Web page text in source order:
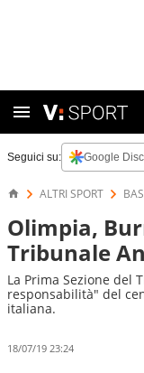
Seguici su: Google
ALTRI SPORT
Olimpia,
Tribunale
La Prima Sezione del
responsabilità" del
italiana.
18/07/19 23:24